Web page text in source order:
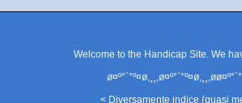
Welcome to the Handicap Site. We
< Diversamente indice (quasi